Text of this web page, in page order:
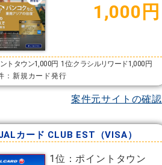
1,000円
トタウン1,000円 1位:クラシルリワード1,000円
：新規カード発行
案件元サイトの確認
カード CLUB EST（VISA）
1位：ポイントタウン